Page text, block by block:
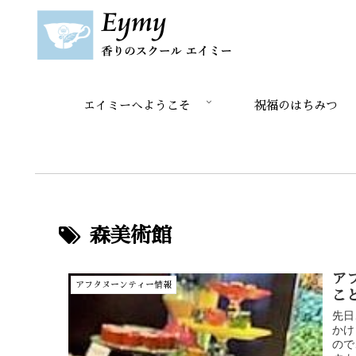
エイミーへようこそ 祝福のはちみつ
森美術館
アフタヌーンティー情報
ア
こ
先
か
の